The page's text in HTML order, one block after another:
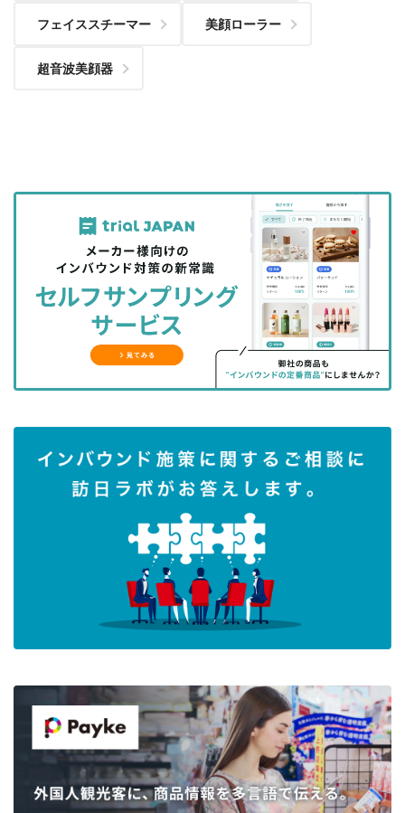
フェイススチーマー 美顔ローラー
超音波美顔器